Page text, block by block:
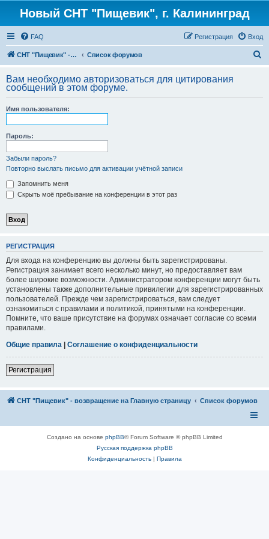
Новый СНТ "Пищевик", г. Калининград
FAQ Вход
Регистрация
СНТ "Пищевик" - возвращение на Главную страницу Список форумов
с
Вам необходимо авторизоваться для цитирования
сообщений в этом форуме.
Имя пользователя:
Пароль:
Забыли пароль?
Повторно выслать письмо для активации учётной записи
Запомнить меня
Скрыть моё пребывание на конференции в этот раз
РЕГИСТРАЦИЯ
Для входа на конференцию вы должны быть зарегистрированы.
Регистрация занимает всего несколько минут, но предоставляет вам
более широкие возможности. Администратором конференции могут быть
установлены также дополнительные привилегии для зарегистрированных
пользователей. Прежде чем зарегистрироваться, вам следует
ознакомиться с правилами и политикой, принятыми на конференции.
Помните, что ваше присутствие на форумах означает согласие со всеми
правилами.
Общие правила | Соглашение о конфиденциальности
Регистрация
СНТ "Пищевик" - возвращение на Главную страницу Список форумов
Создано на основе phpBB® Forum Software © phpBB Limited
Русская поддержка phpBB
Конфиденциальность| Правила